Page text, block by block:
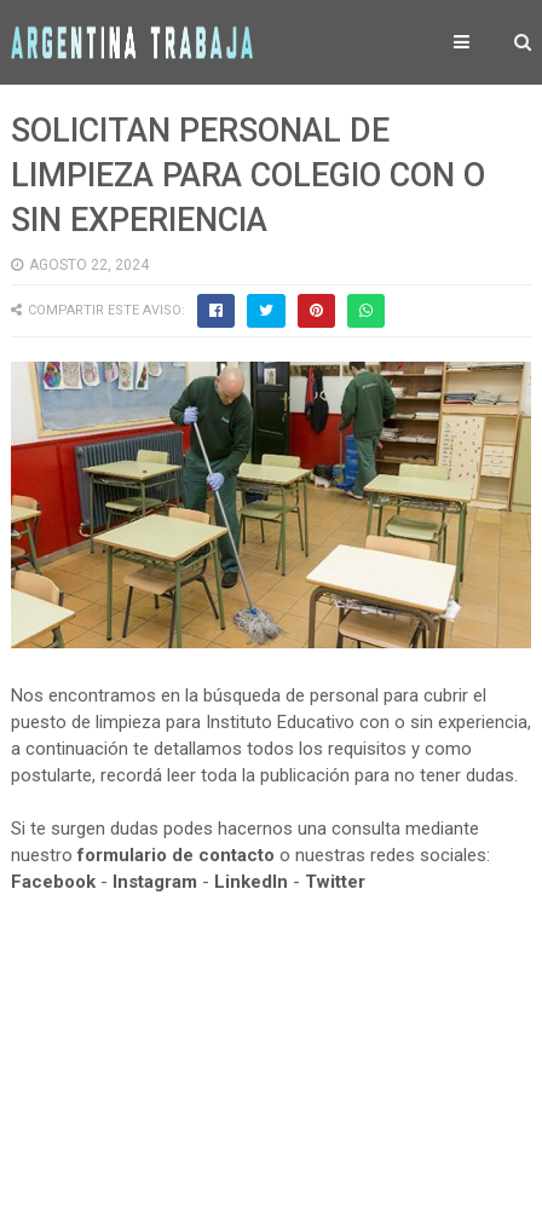
SOLICITAN PERSONAL DE
LIMPIEZA PARA COLEGIO CON O
SIN EXPERIENCIA
AGOSTO 22, 2024
COMPARTIR ESTE AVISO:
Nos encontramos en la búsqueda de personal para cubrir el
puesto de limpieza para Instituto Educativo con o sin experiencia,
a continuación te detallamos todos los requisitos y como
postularte, recordá leer toda la publicación para no tener dudas.
Si te surgen dudas podes hacernos una consulta mediante
nuestroformulario de contacto o nuestras redes sociales:
Facebook- Instagram - LinkedIn - Twitter